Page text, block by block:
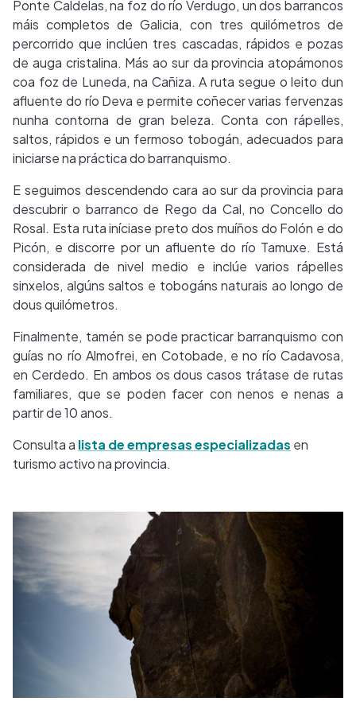
Ponte Caldelas, na foz do río Verdugo, un dos barrancos
máis completos de Galicia, con tres quilómetros de
percorrido que inclúen tres cascadas, rápidos e pozas
de auga cristalina. Más ao sur da provincia atopámonos
coa foz de Luneda, na Cañiza. A ruta segue o leito dun
afluente do río Deva e permite coñecer varias fervenzas
nunha contorna de gran beleza. Conta con rápelles,
saltos, rápidos e un fermoso tobogán, adecuados para
iniciarse na práctica do barranquismo.
E seguimos descendendo cara ao sur da provincia para
descubrir o barranco de Rego da Cal, no Concello do
Rosal. Esta ruta iníciase preto dos muíños do Folón e do
Picón, e discorre por un afluente do río Tamuxe. Está
considerada de nivel medio e inclúe varios rápelles
sinxelos, algúns saltos e tobogáns naturais ao longo de
dous quilómetros.
Finalmente, tamén se pode practicar barranquismo con
guías no río Almofrei, en Cotobade, e no río Cadavosa,
en Cerdedo. En ambos os dous casos trátase de rutas
familiares, que se poden facer con nenos e nenas a
partir de 10 anos.
Consulta a lista de empresas especializadas en
turismo activo na provincia.